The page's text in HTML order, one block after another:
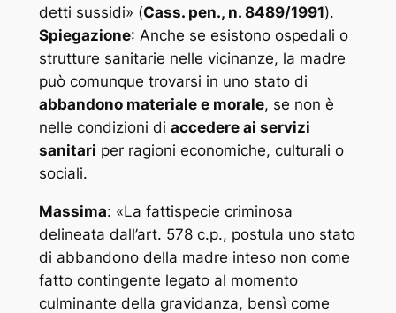
detti sussidi» (Cass. pen., n. 8489/1991).
Spiegazione: Anche se esistono ospedali o
strutture sanitarie nelle vicinanze, la madre
può comunque trovarsi in uno stato di
abbandono materiale e morale, se non è
nelle condizioni di accedere ai servizi
sanitari per ragioni economiche, culturali o
sociali.
Massima: «La fattispecie criminosa
delineata dall’art. 578 c.p., postula uno stato
di abbandono della madre inteso non come
fatto contingente legato al momento
culminante della gravidanza, bensì come